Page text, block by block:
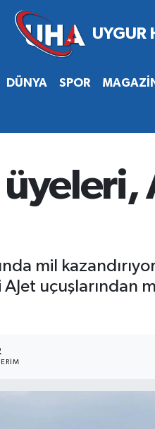
DÜNYA SPOR
mil
uçuşlarından